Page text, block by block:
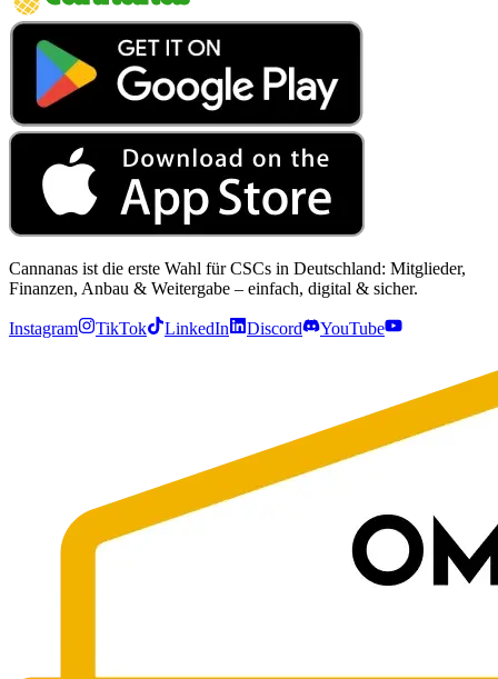
Cannanas ist die erste Wahl für CSCs in Deutschland: Mitglieder,
Finanzen, Anbau & Weitergabe – einfach, digital & sicher.
Instagram TikTok LinkedIn Discord YouTube